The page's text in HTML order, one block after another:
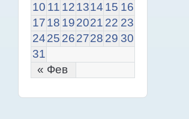
« Фев
10 11 121314 15 16
1718 192021 22 23
2425 262728 29 30
31